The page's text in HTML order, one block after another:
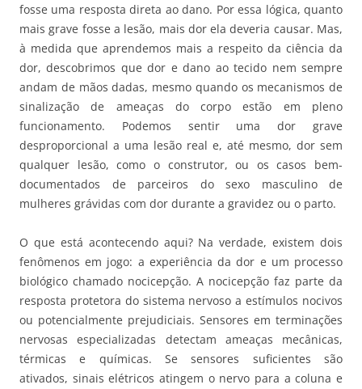
fosse uma resposta direta ao dano. Por essa lógica, quanto
mais grave fosse a lesão, mais dor ela deveria causar. Mas,
à medida que aprendemos mais a respeito da ciência da
dor, descobrimos que dor e dano ao tecido nem sempre
andam de mãos dadas, mesmo quando os mecanismos de
sinalização de ameaças do corpo estão em pleno
funcionamento. Podemos sentir uma dor grave
desproporcional a uma lesão real e, até mesmo, dor sem
qualquer lesão, como o construtor, ou os casos bem-
documentados de parceiros do sexo masculino de
mulheres grávidas com dor durante a gravidez ou o parto.
O que está acontecendo aqui? Na verdade, existem dois
fenômenos em jogo: a experiência da dor e um processo
biológico chamado nocicepção. A nocicepção faz parte da
resposta protetora do sistema nervoso a estímulos nocivos
ou potencialmente prejudiciais. Sensores em terminações
nervosas especializadas detectam ameaças mecânicas,
térmicas e químicas. Se sensores suficientes são
ativados, sinais elétricos atingem o nervo para a coluna e